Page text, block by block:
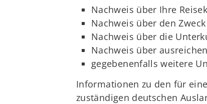
Nachweis über Ihre
Nachweis über den
Nachweis über die
Nachweis über
gegebenenfalls weitere
Informationen zu den für
zuständigen deutschen